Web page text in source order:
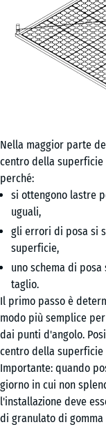
Nella maggior parte
centro della
perché:
si ottengono lastre
uguali,
gli errori di posa si
superficie,
uno schema di
taglio.
Il primo passo è
modo più semplice
dai punti d'angolo.
centro della superficie
Importante: quando
giorno in cui non
l'installazione deve
di granulato di